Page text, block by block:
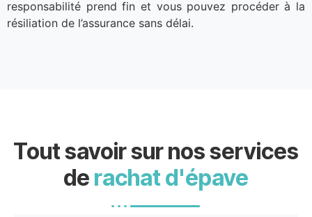
responsabilité prend fin et vous pouvez procéder à la
résiliation de l’assurance sans délai.
Tout savoir sur nos services
de rachat d'épave